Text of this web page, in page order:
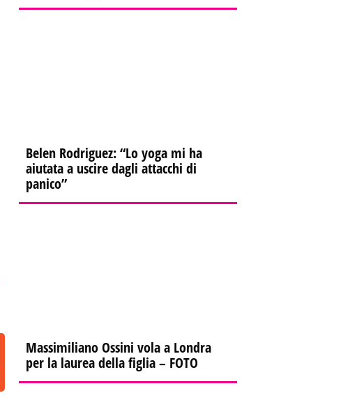
Belen Rodriguez: “Lo yoga mi ha
aiutata a uscire dagli attacchi di
panico”
Massimiliano Ossini vola a Londra
per la laurea della figlia – FOTO